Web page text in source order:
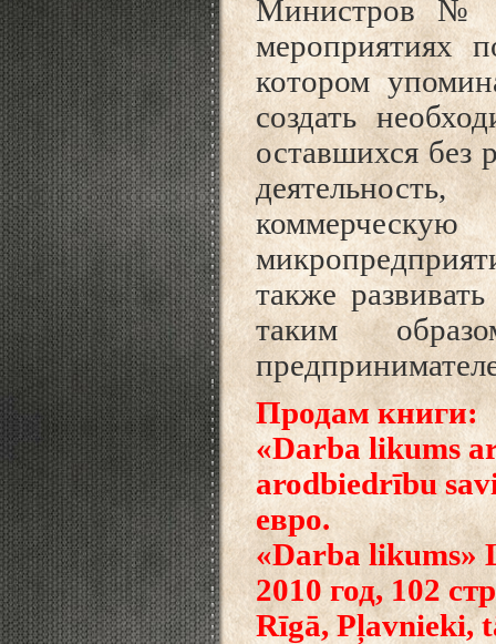
Министров№
мероприятиях
котором
создать
оставшихся без
также
таким
Продам книги:
«Darba likums
arodbiedrību
евро.
«Darba likums»
2010 год, 102
Rīgā, Pļavnieki,